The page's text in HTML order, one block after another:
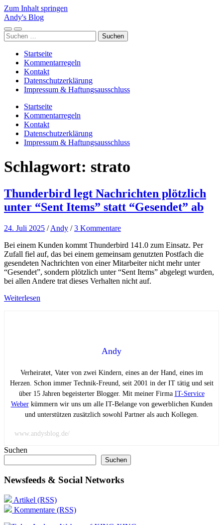
Zum Inhalt springen
Andy's Blog
Mobile-
Menü
Suchfeld
ein-/ausblenden
Suchen
nach:
Startseite
Kommentarregeln
Kontakt
Datenschutzerklärung
Impressum & Haftungsausschluss
Startseite
Kommentarregeln
Kontakt
Datenschutzerklärung
Impressum & Haftungsausschluss
Schlagwort: strato
Thunderbird legt Nachrichten plötzlich
unter “Sent Items” statt “Gesendet” ab
24. Juli 2025 /Andy /3 Kommentare
Bei einem Kunden kommt Thunderbird 141.0 zum Einsatz. Per
Zufall fiel auf, das bei einem gemeinsam genutzten Postfach die
gesendeten Nachrichten von einer Mitarbeiter nicht mehr unter
“Gesendet”, sondern plötzlich unter “Sent Items” abgelegt wurden,
bei allen Andere trat dieses Verhalten nicht auf.
Weiterlesen
Andy
Verheiratet, Vater von zwei Kindern, eines an der Hand, eines im
Herzen. Schon immer Technik-Freund, seit 2001 in der IT tätig und seit
über 15 Jahren begeisterter Blogger. Mit meiner Firma IT-Service
Weberkümmern wir uns um alle IT-Belange von gewerblichen Kunden
und unterstützen zusätzlich sowohl Partner als auch Kollegen.
www.andysblog.de/
Suchen
Suchen
Newsfeeds & Social Networks
Artikel (RSS)
Kommentare (RSS)